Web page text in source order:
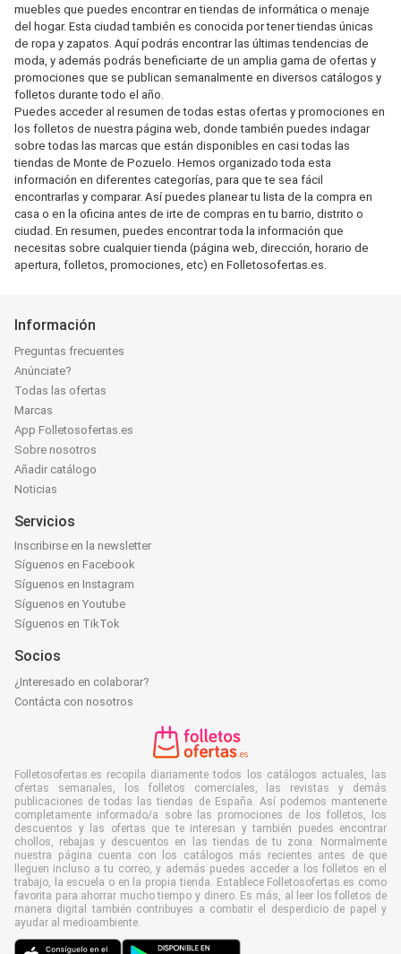
muebles que puedes encontrar en tiendas de informática o menaje
del hogar. Esta ciudad también es conocida por tener tiendas únicas
de ropa y zapatos. Aquí podrás encontrar las últimas tendencias de
moda, y además podrás beneficiarte de un amplia gama de ofertas y
promociones que se publican semanalmente en diversos catálogos y
folletos durante todo el año.
Puedes acceder al resumen de todas estas ofertas y promociones en
los folletos de nuestra página web, donde también puedes indagar
sobre todas las marcas que están disponibles en casi todas las
tiendas de Monte de Pozuelo. Hemos organizado toda esta
información en diferentes categorías, para que te sea fácil
encontrarlas y comparar. Así puedes planear tu lista de la compra en
casa o en la oficina antes de irte de compras en tu barrio, distrito o
ciudad. En resumen, puedes encontrar toda la información que
necesitas sobre cualquier tienda (página web, dirección, horario de
apertura, folletos, promociones, etc) en Folletosofertas.es.
Información
Preguntas frecuentes
Anúnciate?
Todas las ofertas
Marcas
App Folletosofertas.es
Sobre nosotros
Añadir catálogo
Noticias
Servicios
Inscribirse en la newsletter
Síguenos en Facebook
Síguenos en Instagram
Síguenos en Youtube
Síguenos en TikTok
Socios
¿Interesado en colaborar?
Contácta con nosotros
Folletosofertas.es recopila diariamente todos los catálogos actuales, las
ofertas semanales, los folletos comerciales, las revistas y demás
publicaciones de todas las tiendas de España. Así podemos mantenerte
completamente informado/a sobre las promociones de los folletos, los
descuentos y las ofertas que te interesan y también puedes encontrar
chollos, rebajas y descuentos en las tiendas de tu zona. Normalmente
nuestra página cuenta con los catálogos más recientes antes de que
lleguen incluso a tu correo, y además puedes acceder a los folletos en el
trabajo, la escuela o en la propia tienda. Establece Folletosofertas.es como
favorita para ahorrar mucho tiempo y dinero. Es más, al leer los folletos de
manera digital también contribuyes a combatir el desperdicio de papel y
ayudar al medioambiente.